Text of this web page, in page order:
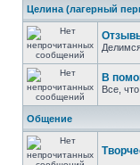
Целина (лагерный
В
Все,
Общение